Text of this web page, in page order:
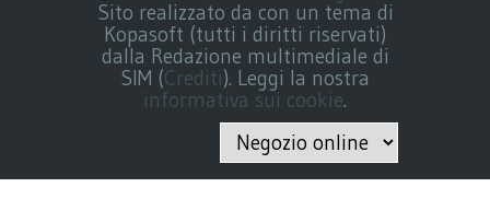
Sito realizzato da con un tema di
Kopasoft (tutti i diritti riservati)
dalla Redazione multimediale di
SIM (Crediti). Leggi la nostra
informativa sui cookie.